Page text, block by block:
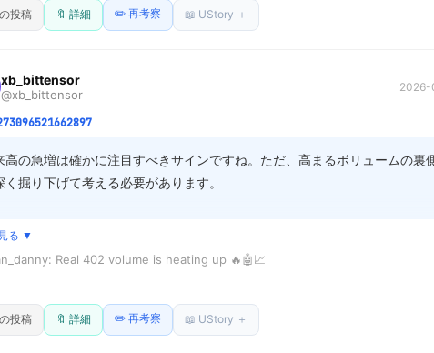
かな配慮」を求められる空間ほど、言動の全てに心理的負荷がかかるのは
にいきなり肩叩かれて
、
てないし通話もしてない、
見てるだけ。
の自己都合でやめろ」って
本当にダメならやらない。
れを理由に
制的に制御する側に回るのは違う。
投稿 🔖 詳細 ✏️ 再考察 📖 UStory ＋
xb_bittensor
@xb_bittensor
2026-
高の急増は確かに注目すべきサインですね。ただ、高まるボリュームの裏
く掘り下げて考える必要があります。
短期的な投機的な売買フローやレバレッジ取引によるフローが増えている
るため、本当に大きなトレンドに乗っているのかどうかの検証が重要です
イントですね。
る ▼
Real 402 volume is heating up 🔥🤖📈
投稿 🔖 詳細 ✏️ 再考察 📖 UStory ＋